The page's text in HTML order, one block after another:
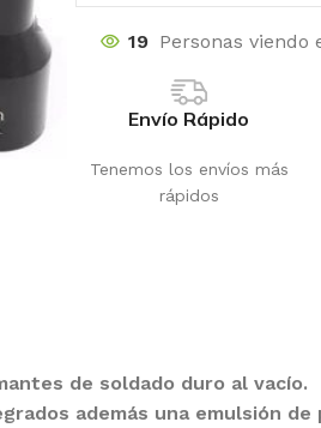
19 Personas viendo
Envío Rápido
Tenemos los envíos más
rápidos
de soldado duro al vacío.
además una emulsión